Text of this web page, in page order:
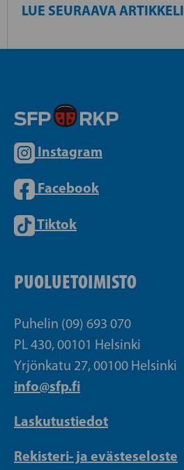
LUE SEURAAVA ARTIKKELI
Instagram
Facebook
Tiktok
PUOLUETOIMISTO
Puhelin (09) 693 070
PL 430, 00101 Helsinki
Yrjönkatu 27, 00100 Helsinki
info@sfp.fi
Laskutustiedot
Rekisteri- ja evästeseloste